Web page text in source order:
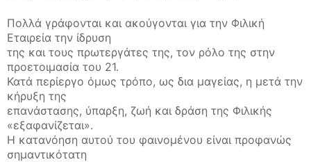
Πολλά γράφονται και ακούγονται για την Φιλική
Εταιρεία την ίδρυση
της και τους πρωτεργάτες της, τον ρόλο της στην
προετοιμασία του 21.
Κατά περίεργο όμως τρόπο, ως δια μαγείας, η μετά την
κήρυξη της
επανάστασης, ύπαρξη, ζωή και δράση της Φιλικής
«εξαφανίζεται».
Η κατανόηση αυτού του φαινομένου είναι προφανώς
σημαντικότατη